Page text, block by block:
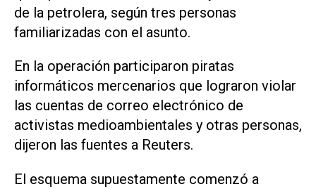
de la petrolera, según tres personas
familiarizadas con el asunto.
En la operación participaron piratas
informáticos mercenarios que lograron violar
las cuentas de correo electrónico de
activistas medioambientales y otras personas,
dijeron las fuentes a Reuters.
El esquema supuestamente comenzó a